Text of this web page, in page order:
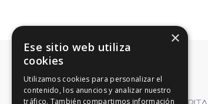
×
Ese sitio web utiliza
cookies
Utilizamos cookies para personalizar el
contenido, los anuncios y analizar nuestro
tráfico. También compartimos información